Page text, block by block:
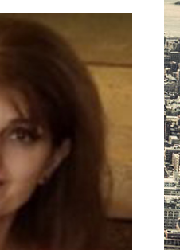
Güney Azərbaycan
Mədəniyyət
İdman
Layihə